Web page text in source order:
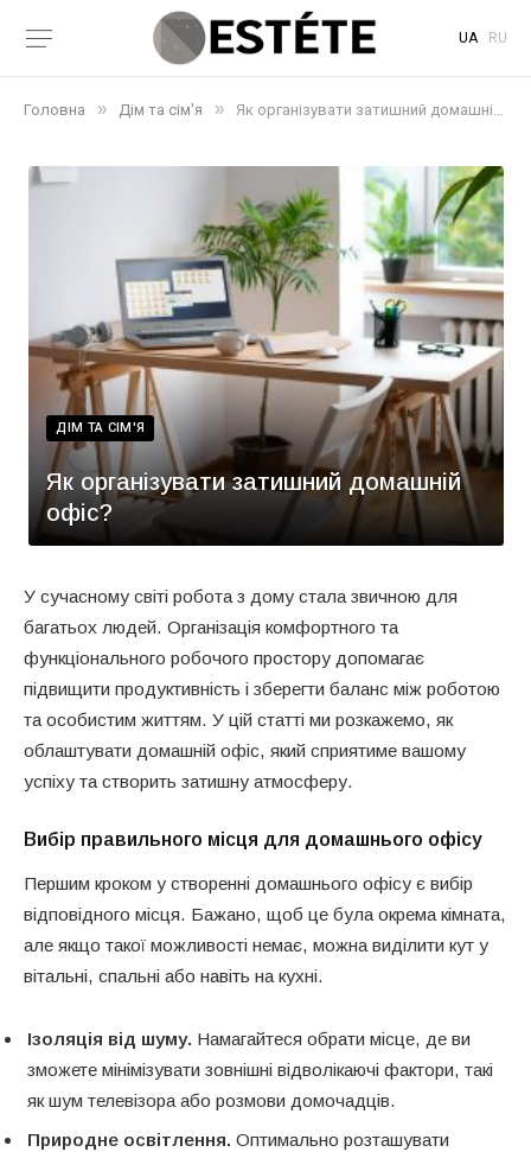
UA RU
Головна » Дім та сім'я » Як організувати затишний домашній офіс?
ДІМ ТА СІМ'Я
Як організувати затишний домашній
офіс?
У сучасному світі робота з дому стала звичною для
багатьох людей. Організація комфортного та
функціонального робочого простору допомагає
підвищити продуктивність і зберегти баланс між роботою
та особистим життям. У цій статті ми розкажемо, як
облаштувати домашній офіс, який сприятиме вашому
успіху та створить затишну атмосферу.
Вибір правильного місця для домашнього офісу
Першим кроком у створенні домашнього офісу є вибір
відповідного місця. Бажано, щоб це була окрема кімната,
але якщо такої можливості немає, можна виділити кут у
вітальні, спальні або навіть на кухні.
Ізоляція від шуму. Намагайтеся обрати місце, де ви
зможете мінімізувати зовнішні відволікаючі фактори, такі
як шум телевізора або розмови домочадців.
Природне освітлення. Оптимально розташувати